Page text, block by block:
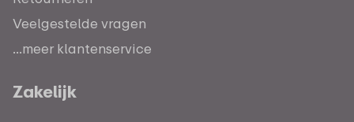
Veelgestelde vragen
...meer klantenservice
Zakelijk